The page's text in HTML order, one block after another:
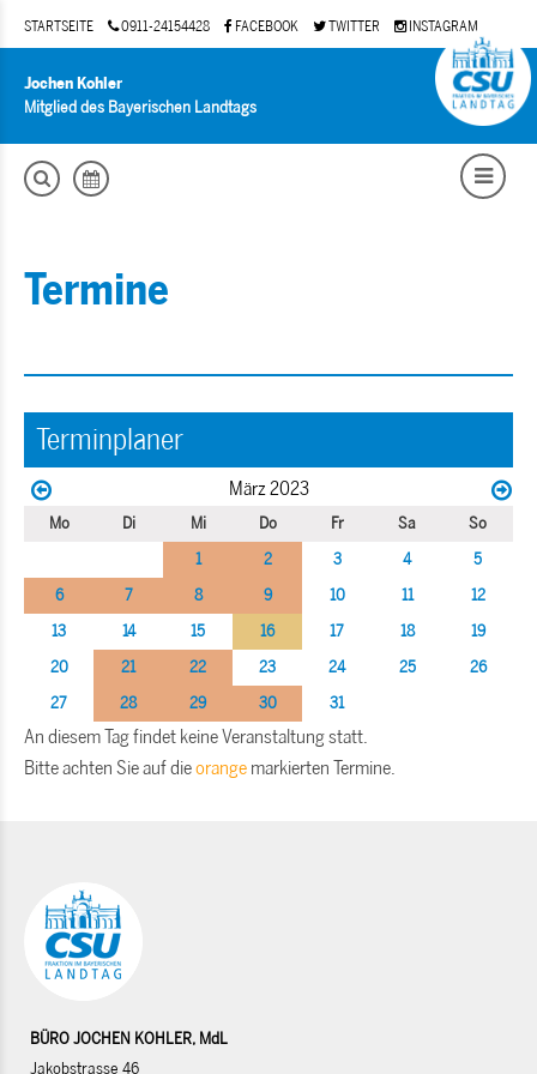
STARTSEITE 0911-24154428 FACEBOOK TWITTER INSTAGRAM
Jochen Kohler
Mitglied des Bayerischen Landtags
Termine
Terminplaner
März 2023
Mo Di Mi Do Fr Sa
So
1
2 3 4
5
6
7 8 9 10 11
12
13
14 15 16 17 18
19
20
21 22 23 24 25
26
27
28 29 30 31
An diesem Tag findet keine Veranstaltung statt.
Bitte achten Sie auf dieorange markierten Termine.
BÜRO JOCHEN KOHLER, MdL
Jakobstrasse 46